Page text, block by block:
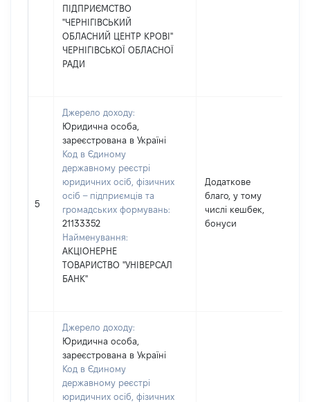
ПІДПРИЄМСТВО
"ЧЕРНІГІВСЬКИЙ
ОБЛАСНИЙ ЦЕНТР КРОВІ"
ЧЕРНІГІВСЬКОЇ ОБЛАСНОЇ
РАДИ
5
Джерело доходу:
Юридична особа,
зареєстрована в Україні
Код в Єдиному
державному реєстрі
юридичних осіб, фізичних
осіб – підприємців та
громадських формувань:
21133352
Найменування:
АКЦІОНЕРНЕ
ТОВАРИСТВО "УНІВЕРСАЛ
БАНК"
Додаткове
благо, у тому
числі кешбек,
бонуси
Джерело доходу:
Юридична особа,
зареєстрована в Україні
Код в Єдиному
державному реєстрі
юридичних осіб, фізичних